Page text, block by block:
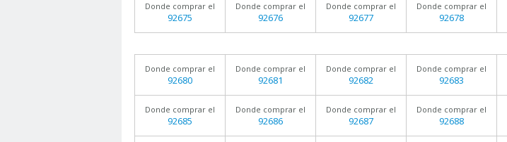
Donde comprar el
92675
Donde comprar el
92676
Donde comprar el
92677
Donde comprar el
92678
Donde comprar el
92680
Donde comprar el
92681
Donde comprar el
92682
Donde comprar el
92683
Donde comprar el
92685
Donde comprar el
92686
Donde comprar el
92687
Donde comprar el
92688